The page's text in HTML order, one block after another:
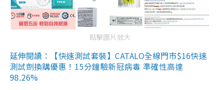
點擊圖片放大
延伸閱讀：【快速測試套裝】CATALO全線門市$16快速
測試劑換購優惠！15分鐘驗新冠病毒 準確性高達
98.26%